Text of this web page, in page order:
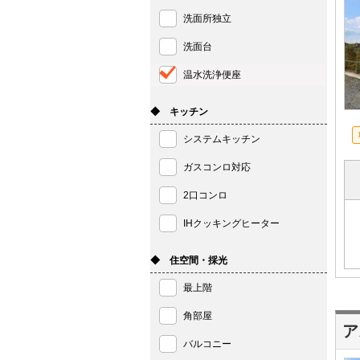
洗面所独立
洗面台
温水洗浄便座
◆ キッチン
システムキッチン
ガスコンロ対応
2口コンロ
IHクッキングヒーター
◆ 住空間・採光
最上階
角部屋
バルコニー